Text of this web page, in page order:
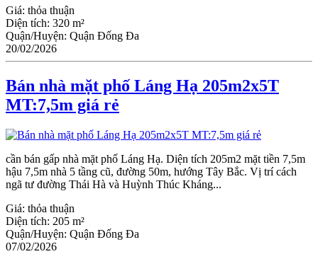
Giá: thỏa thuận
Diện tích: 320 m²
Quận/Huyện: Quận Đống Đa
20/02/2026
Bán nhà mặt phố Láng Hạ 205m2x5T
MT:7,5m giá rẻ
cần bán gấp nhà mặt phố Láng Hạ. Diện tích 205m2 mặt tiền 7,5m
hậu 7,5m nhà 5 tầng cũ, đường 50m, hướng Tây Bắc. Vị trí cách
ngã tư đường Thái Hà và Huỳnh Thúc Kháng...
Giá: thỏa thuận
Diện tích: 205 m²
Quận/Huyện: Quận Đống Đa
07/02/2026